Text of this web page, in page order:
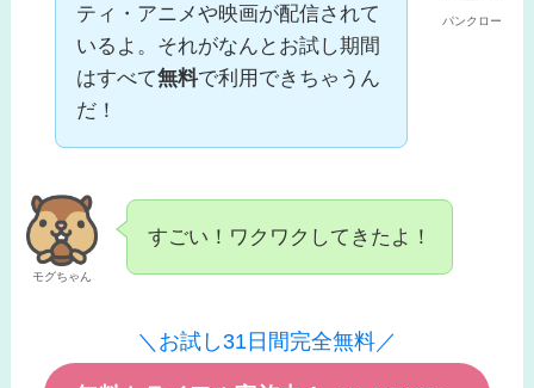
パンクロー
ティ・アニメや映画が配信されて
いるよ。それがなんとお試し期間
はすべて無料で利用できちゃうん
だ！
モグちゃん
すごい！ワクワクしてきたよ！
＼お試し31日間完全無料／